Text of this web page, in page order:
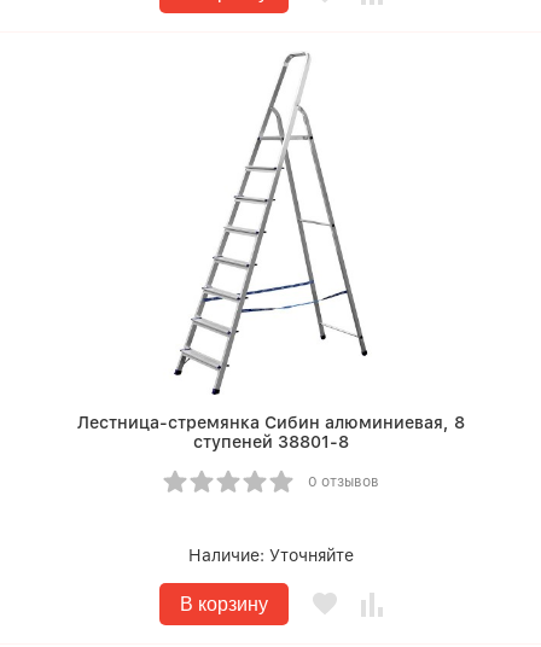
Лестница-стремянка Сибин алюминиевая, 8
ступеней 38801-8
0 отзывов
Наличие: Уточняйте
В корзину